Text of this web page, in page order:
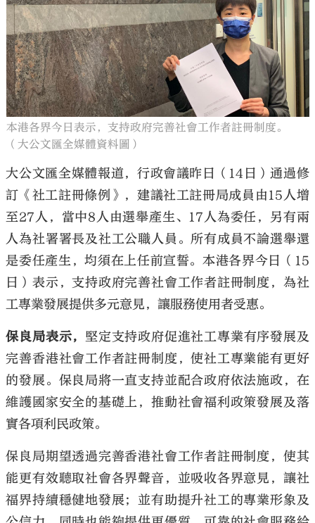
大公文匯
本港各界今日表示，支持政府完善社會工作者註冊制度。
（大公文匯全媒體資料圖）
大公文匯全媒體報道，行政會議昨日（14日）通過修
訂《社工註冊條例》，建議社工註冊局成員由15人增
至27人，當中8人由選舉產生、17人為委任，另有兩
人為社署署長及社工公職人員。所有成員不論選舉還
是委任產生，均須在上任前宣誓。本港各界今日（15
日）表示，支持政府完善社會工作者註冊制度，為社
工專業發展提供多元意見，讓服務使用者受惠。
保良局表示，堅定支持政府促進社工專業有序發展及
完善香港社會工作者註冊制度，使社工專業能有更好
的發展。保良局將一直支持並配合政府依法施政，在
維護國家安全的基礎上，推動社會福利政策發展及落
實各項利民政策。
保良局期望透過完善香港社會工作者註冊制度，使其
能更有效聽取社會各界聲音，並吸收各界意見，讓社
福界持續穩健地發展；並有助提升社工的專業形象及